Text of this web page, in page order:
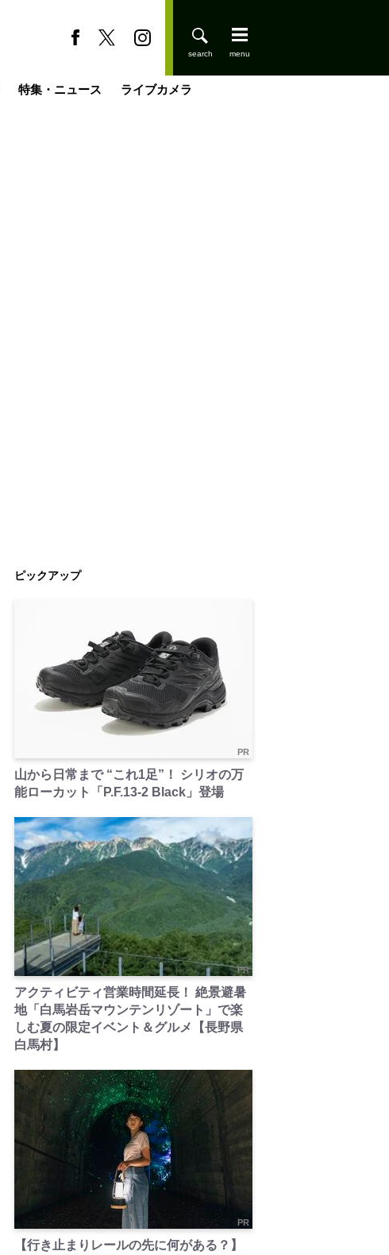
特集・ニュース ライブカメラ
ピックアップ
PR
山から日常まで “これ1足”！ シリオの万
能ローカット「P.F.13-2 Black」登場
PR
アクティビティ営業時間延長！ 絶景避暑
地「白馬岩岳マウンテンリゾート」で楽
しむ夏の限定イベント＆グルメ【長野県
白馬村】
PR
【行き止まりレールの先に何がある？】